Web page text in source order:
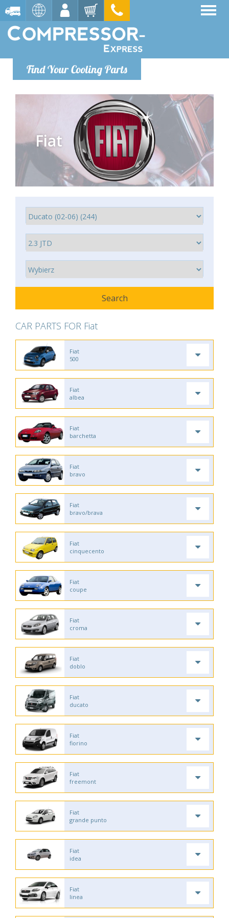
Find Your Cooling Parts
Fiat
CAR PARTS FOR Fiat
Fiat
500
Fiat
albea
Fiat
barchetta
Fiat
bravo
Fiat
bravo/brava
Fiat
cinquecento
Fiat
coupe
Fiat
croma
Fiat
doblo
Fiat
ducato
Fiat
fiorino
Fiat
freemont
Fiat
grande punto
Fiat
idea
Fiat
linea